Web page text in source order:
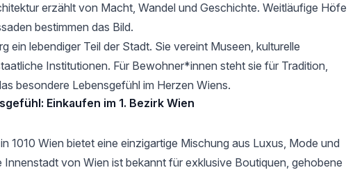
erzählt von Macht, Wandel und Geschichte. Weitläufige Höfe
bestimmen das Bild.
ein lebendiger Teil der Stadt. Sie vereint Museen, kulturelle
Institutionen. Für Bewohner*innen steht sie für Tradition,
besondere Lebensgefühl im Herzen Wiens.
Einkaufen im 1. Bezirk Wien
1010 Wien bietet eine einzigartige Mischung aus Luxus, Mode und
Innenstadt von Wien ist bekannt für exklusive Boutiquen, gehobene